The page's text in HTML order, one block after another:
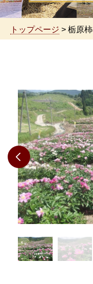
トップページ > 栃原